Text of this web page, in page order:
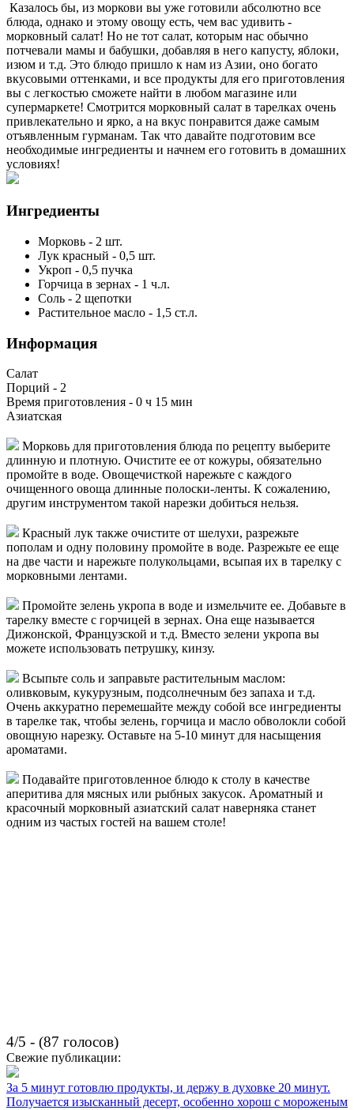
Казалось бы, из моркови вы уже готовили абсолютно все
блюда, однако и этому овощу есть, чем вас удивить -
морковный салат! Но не тот салат, которым нас обычно
потчевали мамы и бабушки, добавляя в него капусту, яблоки,
изюм и т.д. Это блюдо пришло к нам из Азии, оно богато
вкусовыми оттенками, и все продукты для его приготовления
вы с легкостью сможете найти в любом магазине или
супермаркете! Смотрится морковный салат в тарелках очень
привлекательно и ярко, а на вкус понравится даже самым
отъявленным гурманам. Так что давайте подготовим все
необходимые ингредиенты и начнем его готовить в домашних
условиях!
Ингредиенты
Морковь - 2 шт.
Лук красный - 0,5 шт.
Укроп - 0,5 пучка
Горчица в зернах - 1 ч.л.
Соль - 2 щепотки
Растительное масло - 1,5 ст.л.
Информация
Салат
Порций - 2
Время приготовления - 0 ч 15 мин
Азиатская
Морковь для приготовления блюда по рецепту выберите
длинную и плотную. Очистите ее от кожуры, обязательно
промойте в воде. Овощечисткой нарежьте с каждого
очищенного овоща длинные полоски-ленты. К сожалению,
другим инструментом такой нарезки добиться нельзя.
Красный лук также очистите от шелухи, разрежьте
пополам и одну половину промойте в воде. Разрежьте ее еще
на две части и нарежьте полукольцами, всыпая их в тарелку с
морковными лентами.
Промойте зелень укропа в воде и измельчите ее. Добавьте в
тарелку вместе с горчицей в зернах. Она еще называется
Дижонской, Французской и т.д. Вместо зелени укропа вы
можете использовать петрушку, кинзу.
Всыпьте соль и заправьте растительным маслом:
оливковым, кукурузным, подсолнечным без запаха и т.д.
Очень аккуратно перемешайте между собой все ингредиенты
в тарелке так, чтобы зелень, горчица и масло обволокли собой
овощную нарезку. Оставьте на 5-10 минут для насыщения
ароматами.
Подавайте приготовленное блюдо к столу в качестве
аперитива для мясных или рыбных закусок. Ароматный и
красочный морковный азиатский салат наверняка станет
одним из частых гостей на вашем столе!
4/5 - (87 голосов)
Свежие публикации:
За 5 минут готовлю продукты, и держу в духовке 20 минут.
Получается изысканный десерт, особенно хорош с мороженым